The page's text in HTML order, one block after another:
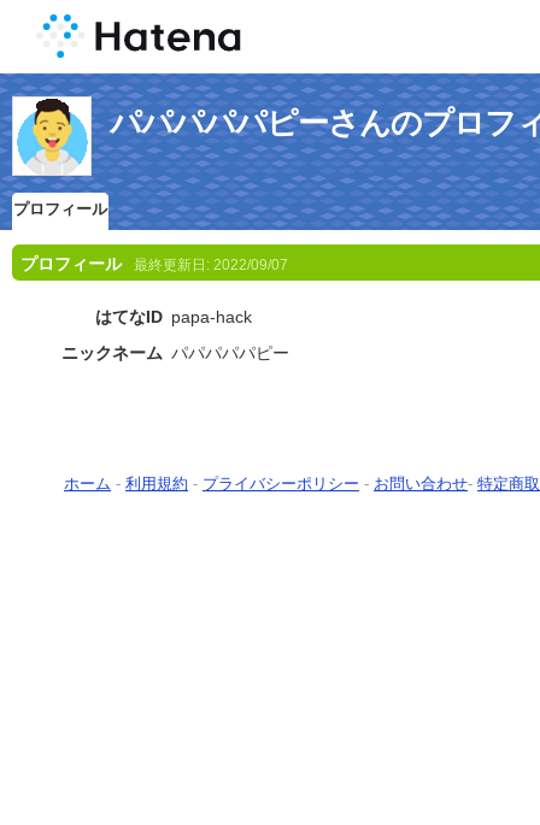
パパパパパピーさんのプロフ
プロフィール
プロフィール 最終更新日: 2022/09/07
はてなID papa-hack
ニックネーム パパパパパピー
ホーム - 利用規約 - プライバシーポリシー - お問い合わせ- 特定商